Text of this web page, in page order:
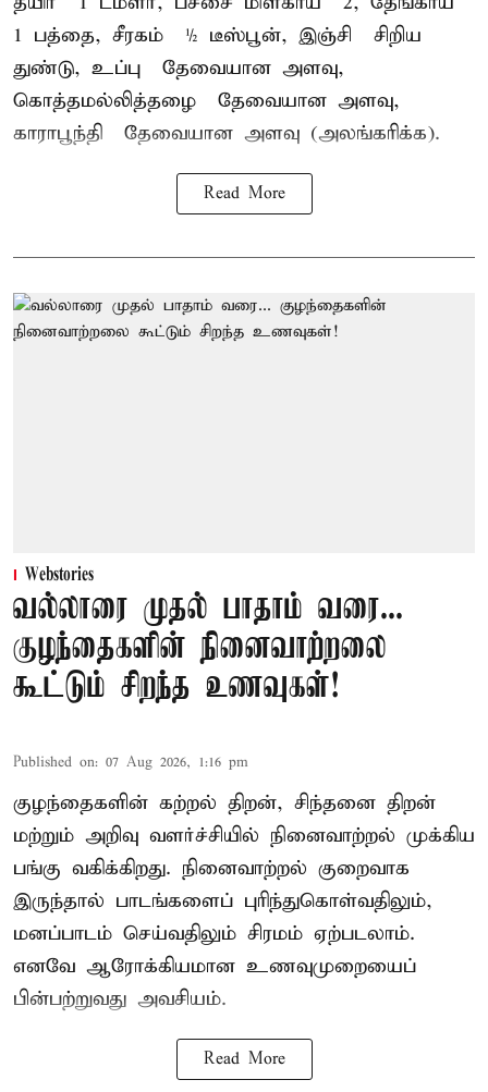
1 பத்தை, சீரகம் – ½ டீஸ்பூன், இஞ்சி – சிறிய
துண்டு, உப்பு – தேவையான அளவு,
கொத்தமல்லித்தழை – தேவையான அளவு,
காராபூந்தி – தேவையான அளவு (அலங்கரிக்க).
Read More
Webstories
வல்லாரை முதல் பாதாம் வரை...
குழந்தைகளின் நினைவாற்றலை
கூட்டும் சிறந்த உணவுகள்!
Published on: 07 Aug 2026, 1:16 pm
குழந்தைகளின் கற்றல் திறன், சிந்தனை திறன்
மற்றும் அறிவு வளர்ச்சியில் நினைவாற்றல் முக்கிய
பங்கு வகிக்கிறது. நினைவாற்றல் குறைவாக
இருந்தால் பாடங்களைப் புரிந்துகொள்வதிலும்,
மனப்பாடம் செய்வதிலும் சிரமம் ஏற்படலாம்.
எனவே ஆரோக்கியமான உணவுமுறையைப்
பின்பற்றுவது அவசியம்.
Read More